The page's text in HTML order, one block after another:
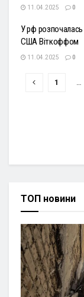
11.04.2025 0
У рф розпочалась
США Віткоффом
11.04.2025 0
1
ТОП новини